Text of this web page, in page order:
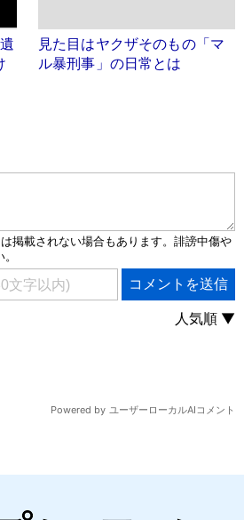
見た目はヤクザそのもの「マ
ル暴刑事」の日常とは